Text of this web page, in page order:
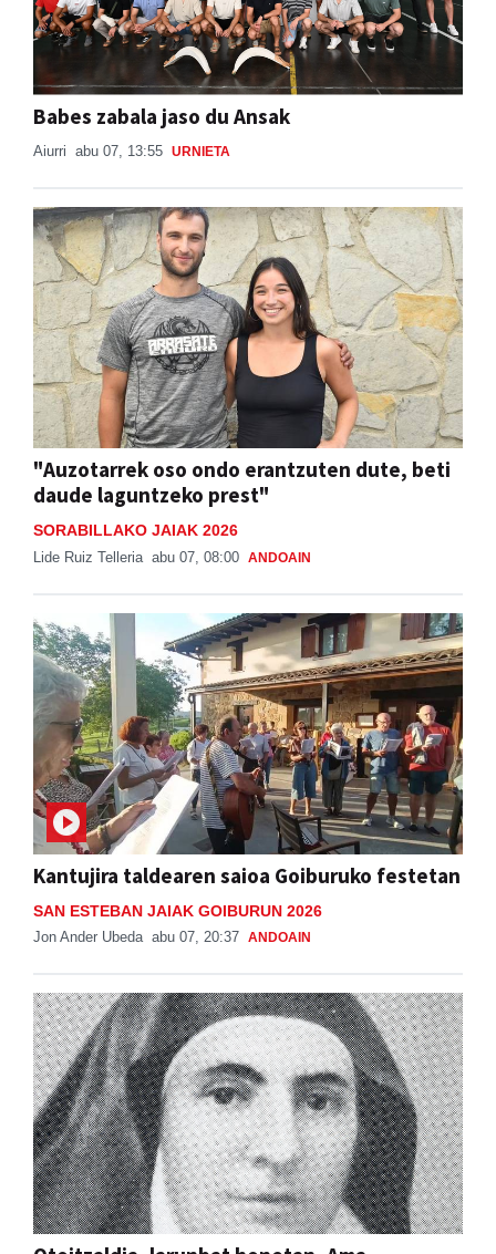
Babes zabala jaso du Ansak
Aiurri abu 07, 13:55 URNIETA
"Auzotarrek oso ondo erantzuten dute, beti
daude laguntzeko prest"
SORABILLAKO JAIAK 2026
Lide Ruiz Telleria abu 07, 08:00 ANDOAIN
Kantujira taldearen saioa Goiburuko festetan
SAN ESTEBAN JAIAK GOIBURUN 2026
Jon Ander Ubeda abu 07, 20:37 ANDOAIN